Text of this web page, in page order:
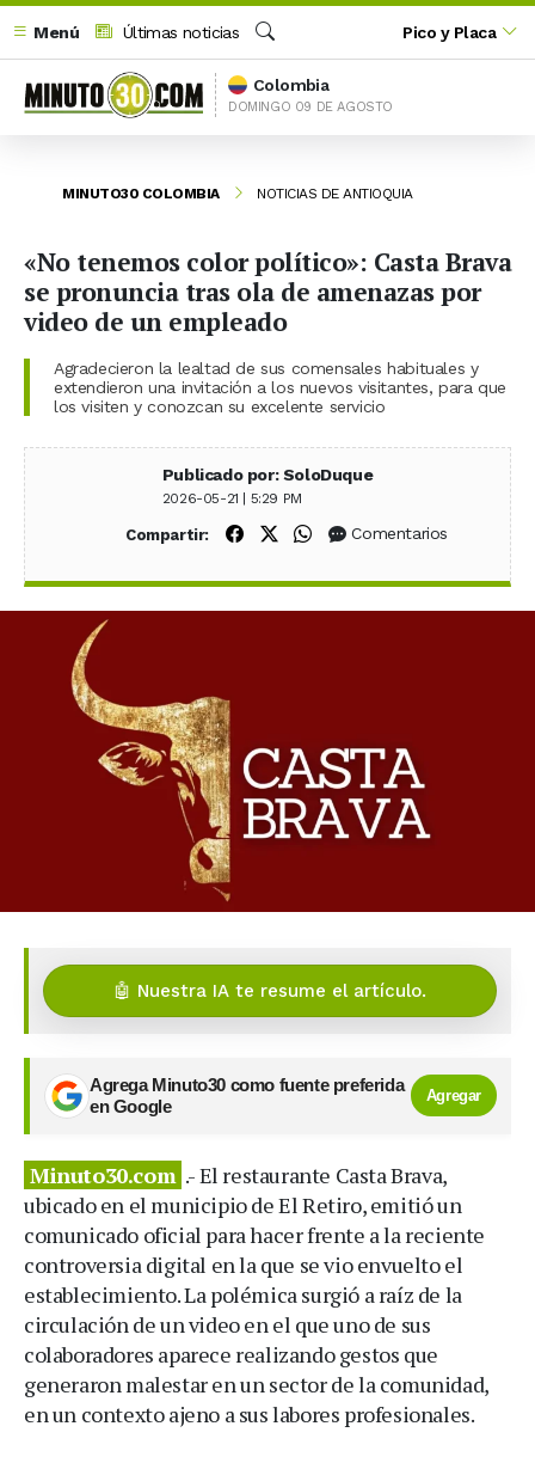
Menú
Últimas noticias
Buscar
Pico y Placa
Colombia
DOMINGO 09 DE AGOSTO
MINUTO30 COLOMBIA NOTICIAS DE ANTIOQUIA
«No tenemos color político»: Casta Brava
se pronuncia tras ola de amenazas por
video de un empleado
Agradecieron la lealtad de sus comensales habituales y
extendieron una invitación a los nuevos visitantes, para que
los visiten y conozcan su excelente servicio
Publicado por: SoloDuque
2026-05-21 | 5:29 PM
Compartir: Compartir en Facebook
Compartir en X (Twitter)
Compartir en WhatsApp
Comentarios
🤖 Nuestra IA te resume el artículo.
Agrega Minuto30 como fuente preferida
en Google
Agregar
Minuto30.com .- El restaurante Casta Brava,
ubicado en el municipio de El Retiro, emitió un
comunicado oficial para hacer frente a la reciente
controversia digital en la que se vio envuelto el
establecimiento. La polémica surgió a raíz de la
circulación de un video en el que uno de sus
colaboradores aparece realizando gestos que
generaron malestar en un sector de la comunidad,
en un contexto ajeno a sus labores profesionales.